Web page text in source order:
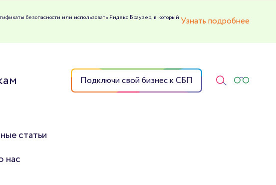
безопасности или использовать Яндекс Браузер, в который Узнать подробнее
Подключи свой бизнес к СБП
статьи